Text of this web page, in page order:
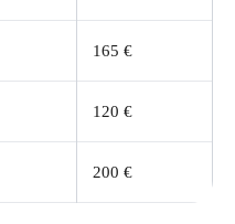
165 €
120 €
200 €